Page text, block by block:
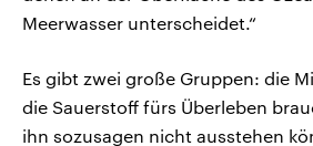
Meerwasser unterscheidet.“
Es gibt zwei große Gruppen: die
die Sauerstoff fürs Überleben
ihn sozusagen nicht ausstehen